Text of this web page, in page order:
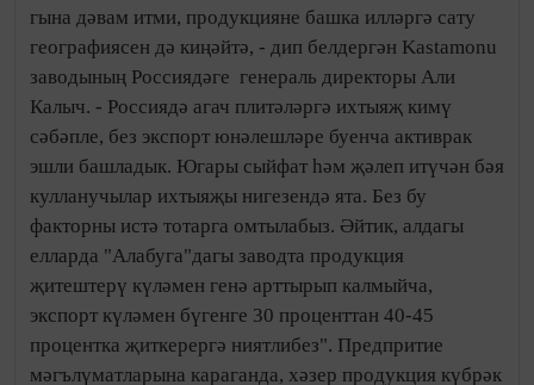
гына дәвам итми, продукцияне башка илләргә сату
географиясен дә киңәйтә, - дип белдергән Kastamonu
заводының Россиядәге генераль директоры Али
Калыч. - Россиядә агач плитәләргә ихтыяҗ кимү
сәбәпле, без экспорт юнәлешләре буенча активрак
эшли башладык. Югары сыйфат һәм җәлеп итүчән бәя
кулланучылар ихтыяҗы нигезендә ята. Без бу
факторны истә тотарга омтылабыз. Әйтик, алдагы
елларда "Алабуга"дагы заводта продукция
җитештерү күләмен генә арттырып калмыйча,
экспорт күләмен бүгенге 30 проценттан 40-45
процентка җиткерергә ниятлибез". Предпритие
мәгълүматларына караганда, хәзер продукция күбрәк